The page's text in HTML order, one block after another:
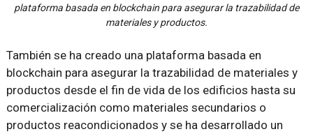
plataforma basada en blockchain para asegurar la trazabilidad de
materiales y productos.
También se ha creado una plataforma basada en
blockchain para asegurar la trazabilidad de materiales y
productos desde el fin de vida de los edificios hasta su
comercialización como materiales secundarios o
productos reacondicionados y se ha desarrollado un